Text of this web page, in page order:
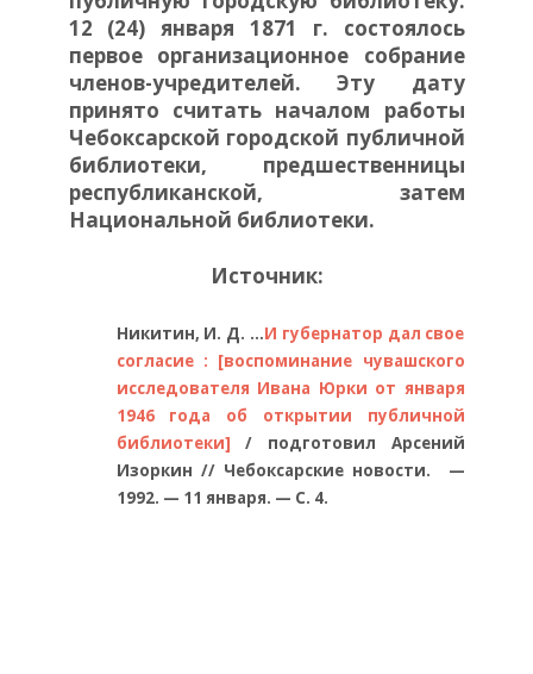
12 (24) января 1871 г. состоялось
первое организационное собрание
членов-учредителей. Эту дату
принято считать началом работы
Чебоксарской городской публичной
библиотеки, предшественницы
республиканской, затем
Национальной библиотеки.
Источник:
Никитин, И. Д. …И губернатор дал свое
согласие : [воспоминание чувашского
исследователя Ивана Юрки от января
1946 года об открытии публичной
библиотеки] / подготовил Арсений
Изоркин // Чебоксарские новости. —
1992. — 11 января. — С. 4.